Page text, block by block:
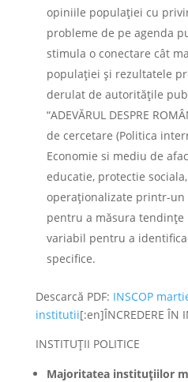
opiniile populaţiei cu
probleme de pe agenda
stimula o conectare cât
populaţiei şi rezultatele
derulat de autorităţile
“ADEVĂRUL DESPRE
de cercetare (Politica
Economie si mediu de
educatie, protectie
operaţionalizate printr-
pentru a măsura tendinţe
variabil pentru a
specifice.
Descarcă PDF: INSCOP
institutii[:en]ÎNCREDERE ÎN
INSTITUŢII POLITICE
Majoritatea instituțiilor